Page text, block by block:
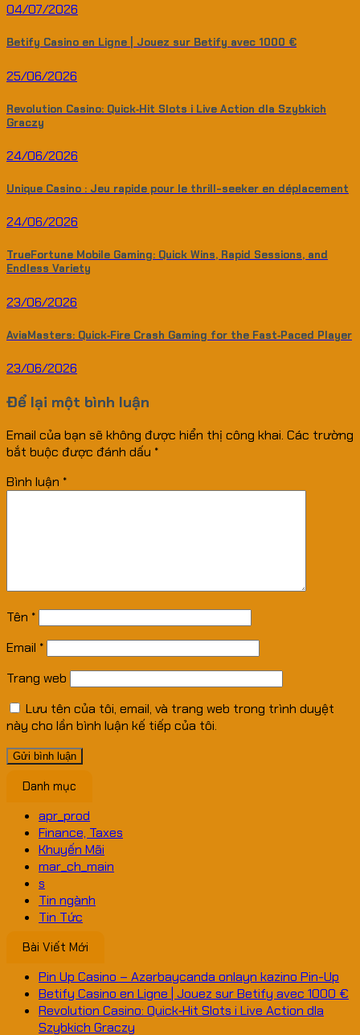
04/07/2026
Betify Casino en Ligne | Jouez sur Betify avec 1000 €
25/06/2026
Revolution Casino: Quick‑Hit Slots i Live Action dla Szybkich
Graczy
24/06/2026
Unique Casino : Jeu rapide pour le thrill-seeker en déplacement
24/06/2026
TrueFortune Mobile Gaming: Quick Wins, Rapid Sessions, and
Endless Variety
23/06/2026
AviaMasters: Quick‑Fire Crash Gaming for the Fast‑Paced Player
23/06/2026
Để lại một bình luận
Email của bạn sẽ không được hiển thị công khai. Các trường
bắt buộc được đánh dấu *
Bình luận *
Tên *
Email *
Trang web
Lưu tên của tôi, email, và trang web trong trình duyệt
này cho lần bình luận kế tiếp của tôi.
Danh mục
apr_prod
Finance, Taxes
Khuyến Mãi
mar_ch_main
s
Tin ngành
Tin Tức
Bài Viết Mới
Pin Up Casino – Azərbaycanda onlayn kazino Pin-Up
Betify Casino en Ligne | Jouez sur Betify avec 1000 €
Revolution Casino: Quick‑Hit Slots i Live Action dla
Szybkich Graczy